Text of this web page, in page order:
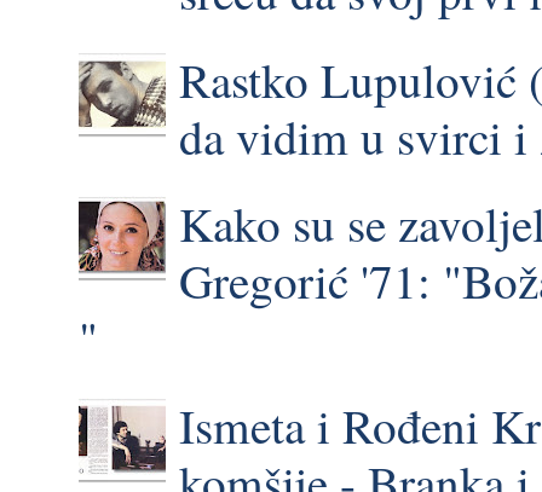
Rastko Lupulović
da vidim u svirci i
Kako su se
Gregorić '71:
"
Ismeta i Rođeni